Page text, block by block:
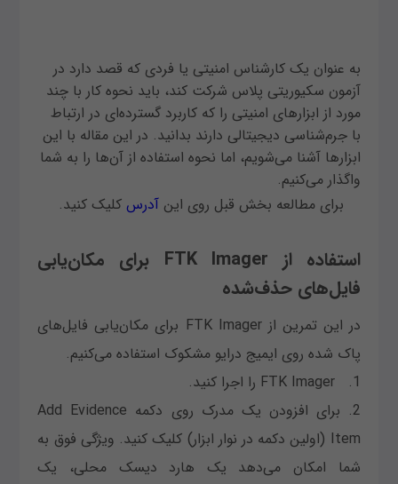
به عنوان یک کارشناس امنیتی یا فردی که قصد دارد در
آزمون سکیوریتی پلاس شرکت کند، باید نحوه کار با چند
مورد از ابزارهای امنیتی را که کاربرد گسترده‌ای در ارتباط
با جرم‌شناسی دیجیتالی دارند بدانید. در این مقاله با این
ابزارها آشنا می‌شویم، اما نحوه استفاده از آن‌ها را به شما
واگذار می‌کنیم.
برای مطالعه بخش قبل روی این آدرس کلیک کنید.
استفاده از FTK Imager برای مکان‌یابی
فایل‌های حذف‌شده
در این تمرین از FTK Imager برای مکان‌یابی فایل‌های
پاک شده روی ایمیج درایو مشکوک استفاده می‌کنیم.
1. FTK Imager را اجرا کنید.
2. برای افزودن یک مدرک روی دکمه Add Evidence
Item (اولین دکمه در نوار ابزار) کلیک کنید. ویژگی فوق به
شما امکان می‌دهد یک هارد دیسک محلی، یک